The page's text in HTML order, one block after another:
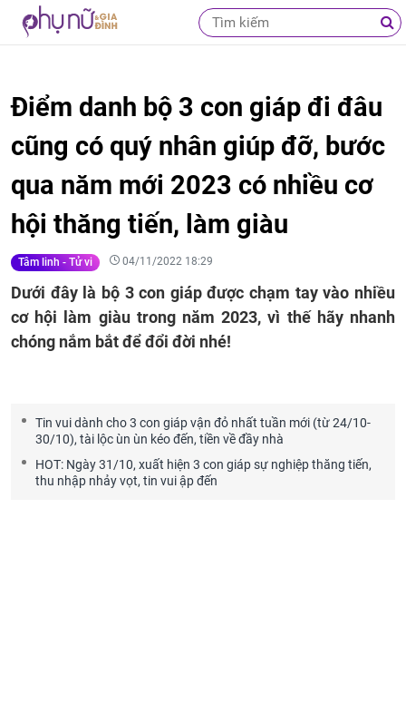
Điểm danh bộ 3 con giáp đi đâu
cũng có quý nhân giúp đỡ, bước
qua năm mới 2023 có nhiều cơ
hội thăng tiến, làm giàu
Tâm linh - Tử vi 04/11/2022 18:29
Dưới đây là bộ 3 con giáp được chạm tay vào nhiều
cơ hội làm giàu trong năm 2023, vì thế hãy nhanh
chóng nắm bắt để đổi đời nhé!
Tin vui dành cho 3 con giáp vận đỏ nhất tuần mới (từ 24/10-
30/10), tài lộc ùn ùn kéo đến, tiền về đầy nhà
HOT: Ngày 31/10, xuất hiện 3 con giáp sự nghiệp thăng tiến,
thu nhập nhảy vọt, tin vui ập đến